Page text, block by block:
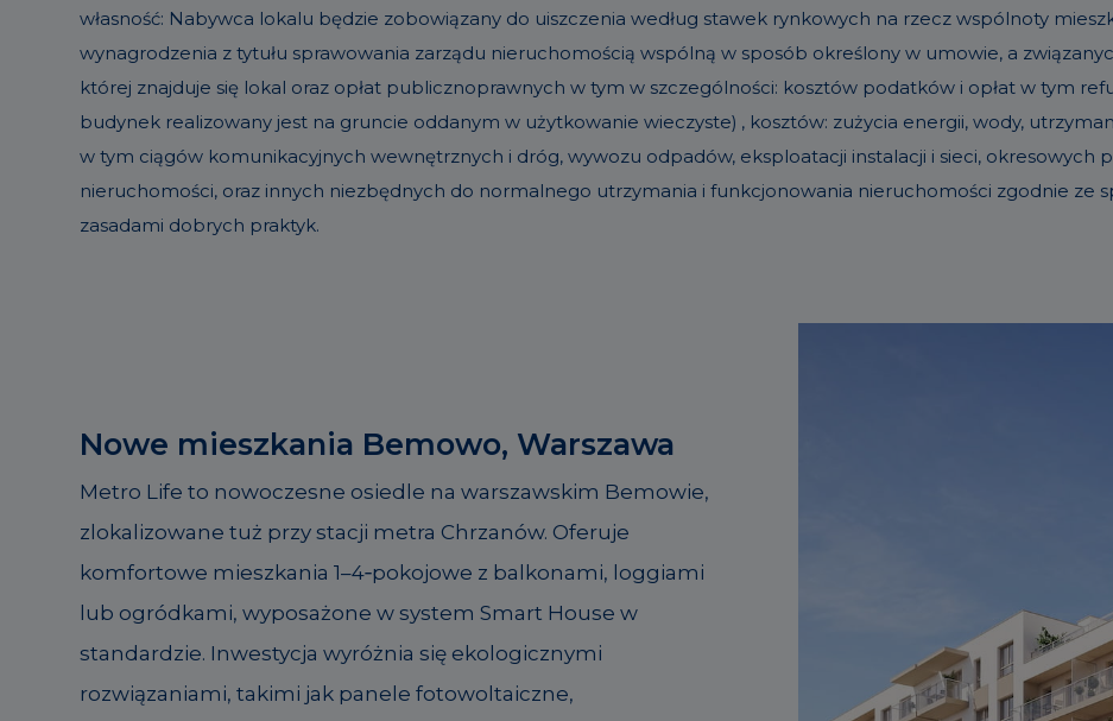
własność: Nabywca lokalu będzie zobowiązany do uiszczenia według stawek rynkowych na rzecz wspólnoty
wynagrodzenia z tytułu sprawowania zarządu nieruchomością wspólną w sposób określony w umowie, a
której znajduje się lokal oraz opłat publicznoprawnych w tym w szczególności: kosztów podatków i opłat w tym
budynek realizowany jest na gruncie oddanym w użytkowanie wieczyste) , kosztów: zużycia energii, wody,
w tym ciągów komunikacyjnych wewnętrznych i dróg, wywozu odpadów, eksploatacji instalacji i sieci,
nieruchomości, oraz innych niezbędnych do normalnego utrzymania i funkcjonowania nieruchomości zgodnie ze
zasadami dobrych praktyk.
Nowe mieszkania Bemowo, Warszawa
Metro Life to nowoczesne osiedle na warszawskim Bemowie,
zlokalizowane tuż przy stacji metra Chrzanów. Oferuje
komfortowe mieszkania 1–4‑pokojowe z balkonami, loggiami
lub ogródkami, wyposażone w system Smart House w
standardzie. Inwestycja wyróżnia się ekologicznymi
rozwiązaniami, takimi jak panele fotowoltaiczne,